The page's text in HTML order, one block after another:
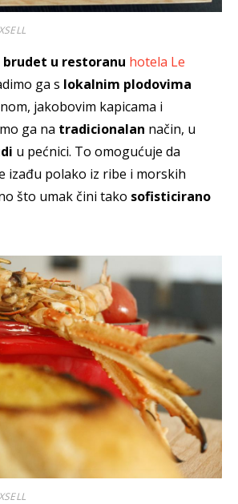
brudet u restoranu hotela Le
ga s lokalnim plodovima
jakobovim kapicama i
ga na tradicionalan način, u
u pećnici. To omogućuje da
izađu polako iz ribe i morskih
što umak čini tako sofisticirano